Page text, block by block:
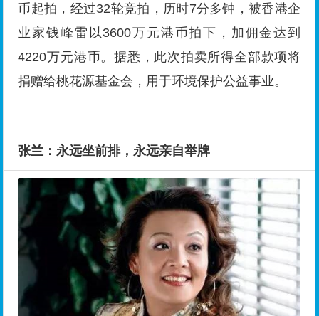
币起拍，经过32轮竞拍，历时7分多钟，被香港企
业家钱峰雷以3600万元港币拍下，加佣金达到
4220万元港币。据悉，此次拍卖所得全部款项将
捐赠给桃花源基金会，用于环境保护公益事业。
张兰：永远坐前排，永远亲自举牌